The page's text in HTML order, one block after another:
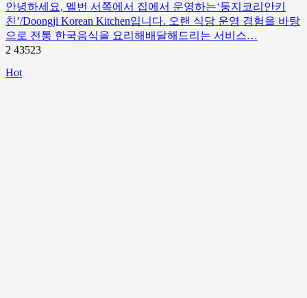
안녕하세요, 멜번 서쪽에서 집에서 운영하는‘둥지코리안키
친’/Doongji Korean Kitchen입니다. 오랜 식당 운영 경험을 바탕
으로 전통 한국음식을 요리해배달해드리는 서비스…
2 43523
Hot